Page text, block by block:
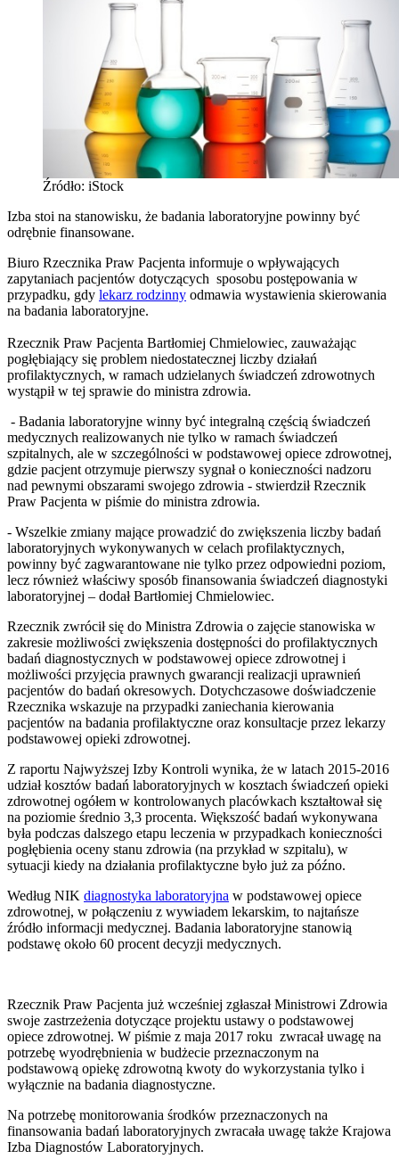
Źródło: iStock
Izba stoi na stanowisku, że badania laboratoryjne powinny być
odrębnie finansowane.
Biuro Rzecznika Praw Pacjenta informuje o wpływających
zapytaniach pacjentów dotyczących sposobu postępowania w
przypadku, gdy lekarz rodzinny odmawia wystawienia skierowania
na badania laboratoryjne.
Rzecznik Praw Pacjenta Bartłomiej Chmielowiec, zauważając
pogłębiający się problem niedostatecznej liczby działań
profilaktycznych, w ramach udzielanych świadczeń zdrowotnych
wystąpił w tej sprawie do ministra zdrowia.
- Badania laboratoryjne winny być integralną częścią świadczeń
medycznych realizowanych nie tylko w ramach świadczeń
szpitalnych, ale w szczególności w podstawowej opiece zdrowotnej,
gdzie pacjent otrzymuje pierwszy sygnał o konieczności nadzoru
nad pewnymi obszarami swojego zdrowia - stwierdził Rzecznik
Praw Pacjenta w piśmie do ministra zdrowia.
- Wszelkie zmiany mające prowadzić do zwiększenia liczby badań
laboratoryjnych wykonywanych w celach profilaktycznych,
powinny być zagwarantowane nie tylko przez odpowiedni poziom,
lecz również właściwy sposób finansowania świadczeń diagnostyki
laboratoryjnej – dodał Bartłomiej Chmielowiec.
Rzecznik zwrócił się do Ministra Zdrowia o zajęcie stanowiska w
zakresie możliwości zwiększenia dostępności do profilaktycznych
badań diagnostycznych w podstawowej opiece zdrowotnej i
możliwości przyjęcia prawnych gwarancji realizacji uprawnień
pacjentów do badań okresowych. Dotychczasowe doświadczenie
Rzecznika wskazuje na przypadki zaniechania kierowania
pacjentów na badania profilaktyczne oraz konsultacje przez lekarzy
podstawowej opieki zdrowotnej.
Z raportu Najwyższej Izby Kontroli wynika, że w latach 2015-2016
udział kosztów badań laboratoryjnych w kosztach świadczeń opieki
zdrowotnej ogółem w kontrolowanych placówkach kształtował się
na poziomie średnio 3,3 procenta. Większość badań wykonywana
była podczas dalszego etapu leczenia w przypadkach konieczności
pogłębienia oceny stanu zdrowia (na przykład w szpitalu), w
sytuacji kiedy na działania profilaktyczne było już za późno.
Według NIK diagnostyka laboratoryjna w podstawowej opiece
zdrowotnej, w połączeniu z wywiadem lekarskim, to najtańsze
źródło informacji medycznej. Badania laboratoryjne stanowią
podstawę około 60 procent decyzji medycznych.
Rzecznik Praw Pacjenta już wcześniej zgłaszał Ministrowi Zdrowia
swoje zastrzeżenia dotyczące projektu ustawy o podstawowej
opiece zdrowotnej. W piśmie z maja 2017 roku zwracał uwagę na
potrzebę wyodrębnienia w budżecie przeznaczonym na
podstawową opiekę zdrowotną kwoty do wykorzystania tylko i
wyłącznie na badania diagnostyczne.
Na potrzebę monitorowania środków przeznaczonych na
finansowania badań laboratoryjnych zwracała uwagę także Krajowa
Izba Diagnostów Laboratoryjnych.